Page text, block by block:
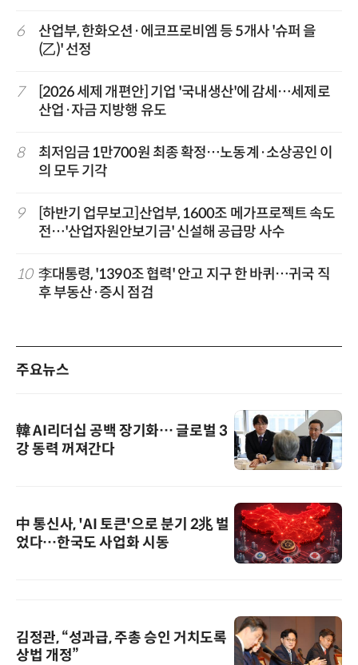
6
산업부, 한화오션·에코프로비엠 등 5개사 '슈퍼 을
(乙)' 선정
7
[2026 세제 개편안] 기업 '국내생산'에 감세…세제로
산업·자금 지방행 유도
8
최저임금 1만700원 최종 확정…노동계·소상공인 이
의 모두 기각
9
[하반기 업무보고]산업부, 1600조 메가프로젝트 속도
전…'산업자원안보기금' 신설해 공급망 사수
10 李대통령, '1390조 협력' 안고 지구 한 바퀴…귀국 직
후 부동산·증시 점검
주요뉴스
韓 AI리더십 공백 장기화… 글로벌 3
강 동력 꺼져간다
中 통신사, 'AI 토큰'으로 분기 2兆 벌
었다…한국도 사업화 시동
김정관, “성과급, 주총 승인 거치도록
상법 개정”